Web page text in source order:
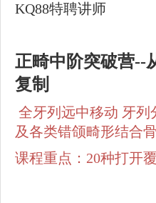
KQ88特聘讲师
正畸中阶突破营--
复制
全牙列远中移动 牙列
及各类错颌畸形结合
课程重点：20种打开